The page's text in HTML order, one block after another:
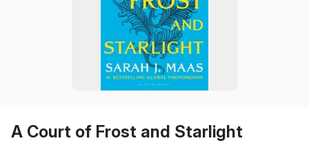
A Court of Frost and Starlight